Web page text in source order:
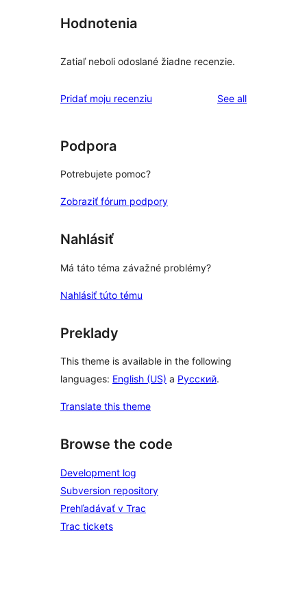
Hodnotenia
Zatiaľ neboli odoslané žiadne recenzie.
Pridať moju recenziu See allreviews
Podpora
Potrebujete pomoc?
Zobraziť fórum podpory
Nahlásiť
Má táto téma závažné problémy?
Nahlásiť túto tému
Preklady
This theme is available in the following
languages: English (US) a Русский.
Translate this theme
Browse the code
Development log
Subversion repository
Prehľadávať v Trac
Trac tickets